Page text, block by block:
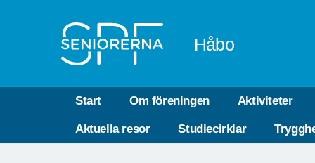
Håbo
Start Om föreningen Aktiviteter
Aktuella resor Studiecirklar